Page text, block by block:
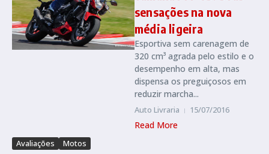
sensações na nova
média ligeira
Esportiva sem carenagem de
320 cm³ agrada pelo estilo e o
desempenho em alta, mas
dispensa os preguiçosos em
reduzir marcha...
Auto Livraria 15/07/2016
Read More
Avaliações Motos